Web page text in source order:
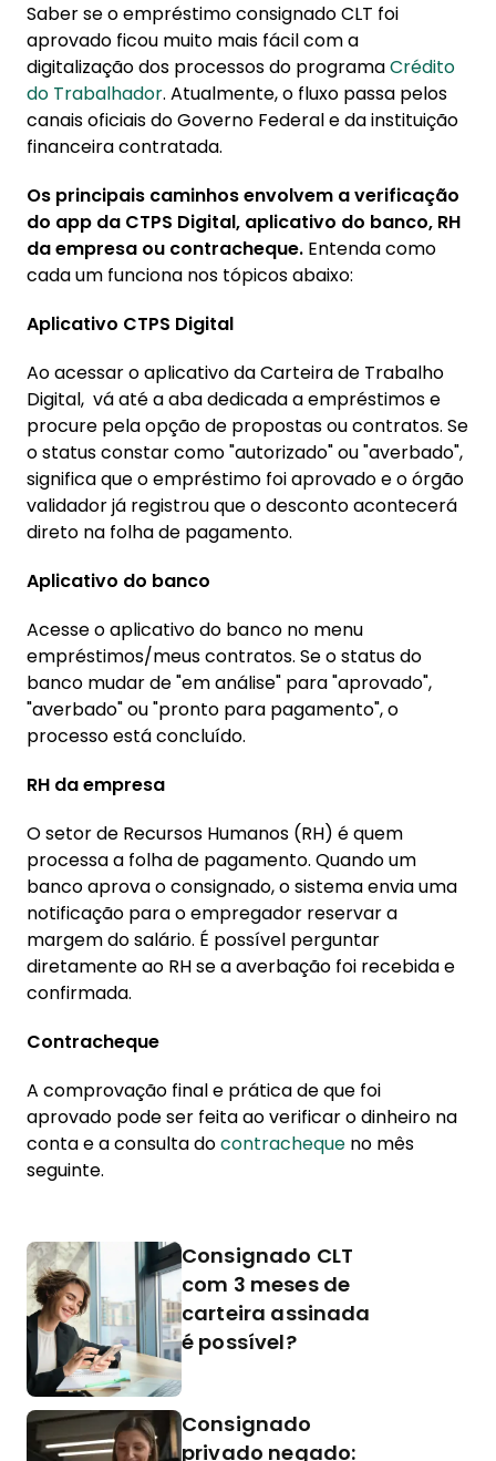
Saber se o empréstimo consignado CLT foi
aprovado ficou muito mais fácil com a
digitalização dos processos do programaCrédito
do Trabalhador. Atualmente, o fluxo passa pelos
canais oficiais do Governo Federal e da instituição
financeira contratada.
Os principais caminhos envolvem a verificação
do app da CTPS Digital, aplicativo do banco, RH
da empresa ou contracheque. Entenda como
cada um funciona nos tópicos abaixo:
Aplicativo CTPS Digital
Ao acessar o aplicativo da Carteira de Trabalho
Digital, vá até a aba dedicada a empréstimos e
procure pela opção de propostas ou contratos. Se
o status constar como "autorizado" ou "averbado",
significa que o empréstimo foi aprovado e o órgão
validador já registrou que o desconto acontecerá
direto na folha de pagamento.
Aplicativo do banco
Acesse o aplicativo do banco no menu
empréstimos/meus contratos. Se o status do
banco mudar de "em análise" para "aprovado",
"averbado" ou "pronto para pagamento", o
processo está concluído.
RH da empresa
O setor de Recursos Humanos (RH) é quem
processa a folha de pagamento. Quando um
banco aprova o consignado, o sistema envia uma
notificação para o empregador reservar a
margem do salário. É possível perguntar
diretamente ao RH se a averbação foi recebida e
confirmada.
Contracheque
A comprovação final e prática de que foi
aprovado pode ser feita ao verificar o dinheiro na
conta e a consulta docontracheque no mês
seguinte.
Consignado CLT
com 3 meses de
carteira assinada
é possível?
Consignado
privado negado: